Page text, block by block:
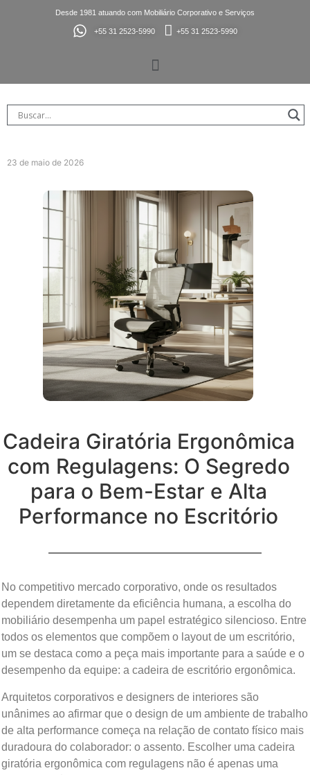
Desde 1981 atuando com Mobiliário Corporativo e Serviços
+55 31 2523-5990 +55 31 2523-5990
23 de maio de 2026
Cadeira Giratória Ergonômica
com Regulagens: O Segredo
para o Bem-Estar e Alta
Performance no Escritório
No competitivo mercado corporativo, onde os resultados
dependem diretamente da eficiência humana, a escolha do
mobiliário desempenha um papel estratégico silencioso. Entre
todos os elementos que compõem o layout de um escritório,
um se destaca como a peça mais importante para a saúde e o
desempenho da equipe: a cadeira de escritório ergonômica.
Arquitetos corporativos e designers de interiores são
unânimes ao afirmar que o design de um ambiente de trabalho
de alta performance começa na relação de contato físico mais
duradoura do colaborador: o assento. Escolher uma cadeira
giratória ergonômica com regulagens não é apenas uma